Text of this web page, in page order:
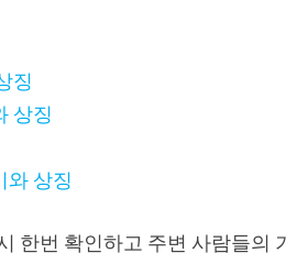
징
상징
와 상징
한번 확인하고 주변 사람들의